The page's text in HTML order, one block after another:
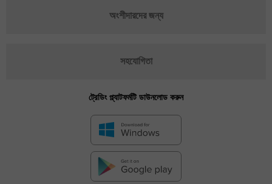
অংশীদারদের জন্য
সহযোগিতা
ট্রেডিং প্ল্যাটফর্মটি ডাউনলোড করুন